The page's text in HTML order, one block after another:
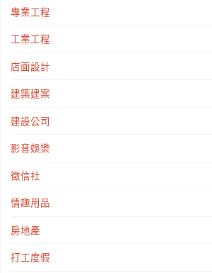
專業工程
工業工程
店面設計
建築建案
建設公司
影音娛樂
徵信社
情趣用品
房地產
打工度假